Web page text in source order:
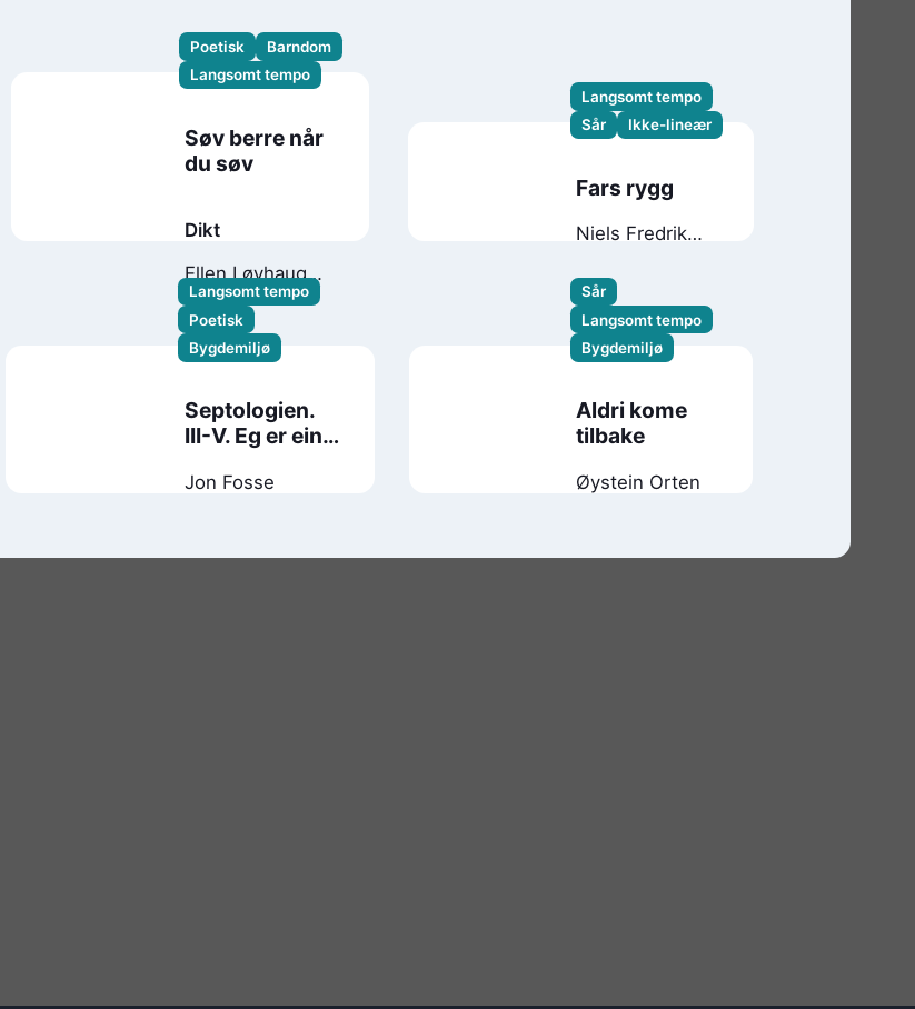
Poetisk
Barndom
Langsomt tempo
Søv berre når
du søv
Dikt
Ellen Løvhaug
Harrison
Langsomt tempo
Sår
Ikke-lineær
Fars rygg
Niels Fredrik
Langsomt tempo
Poetisk
Bygdemiljø
Septologien.
III-V. Eg er ein
Jon Fosse
Sår
Langsomt tempo
Bygdemiljø
Aldri kome
tilbake
Øystein Orten